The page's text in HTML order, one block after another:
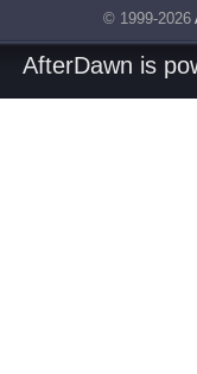
© 1999-2026
AfterDawn is